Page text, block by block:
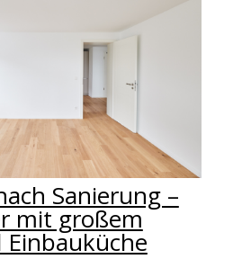
Sanierung –
mit großem